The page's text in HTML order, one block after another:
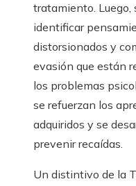
tratamiento. Luego,
identificar
distorsionados y
evasión que están
los problemas
se refuerzan los
adquiridos y se
prevenir recaídas.
Un distintivo de la